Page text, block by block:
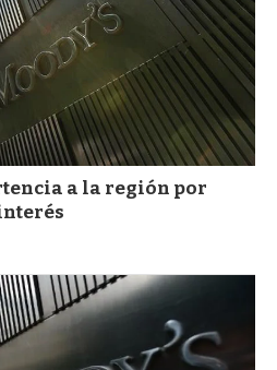
a la región por